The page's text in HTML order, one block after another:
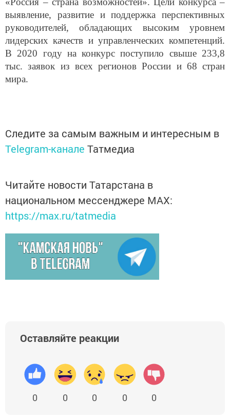
выявление, развитие и поддержка перспективных
руководителей, обладающих высоким уровнем
лидерских качеств и управленческих компетенций.
В 2020 году на конкурс поступило свыше 233,8
тыс. заявок из всех регионов России и 68 стран
мира.
Следите за самым важным и интересным в
Telegram-канале Татмедиа
Читайте новости Татарстана в
национальном мессенджере MАХ:
https://max.ru/tatmedia
Оставляйте реакции
0 0 0 0 0